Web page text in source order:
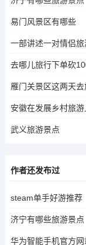
易门风景区有哪些
一部讲述一对情侣
去哪儿旅行下单砍
雁门关景区这两天
安徽在发展乡村旅
武义旅游景点
作者还发布过
steam单手好游推荐
济宁有哪些旅游景点
华为智能手机官方网